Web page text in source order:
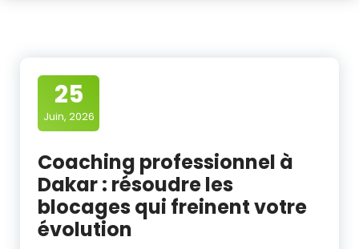
25
Juin, 2026
Coaching professionnel à
Dakar : résoudre les
blocages qui freinent votre
évolution